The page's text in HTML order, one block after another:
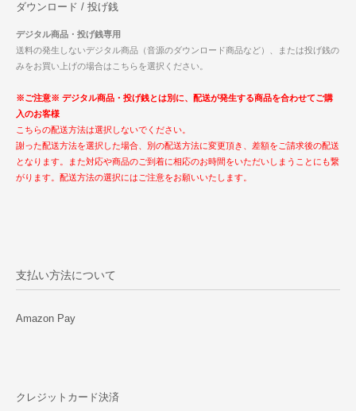
ダウンロード / 投げ銭
デジタル商品・投げ銭専用
送料の発生しないデジタル商品（音源のダウンロード商品など）、または投げ銭の
みをお買い上げの場合はこちらを選択ください。
※ご注意※ デジタル商品・投げ銭とは別に、配送が発生する商品を合わせてご購
入のお客様
こちらの配送方法は選択しないでください。
謝った配送方法を選択した場合、別の配送方法に変更頂き、差額をご請求後の配送
となります。また対応や商品のご到着に相応のお時間をいただいしまうことにも繋
がります。配送方法の選択にはご注意をお願いいたします。
支払い方法について
Amazon Pay
クレジットカード決済